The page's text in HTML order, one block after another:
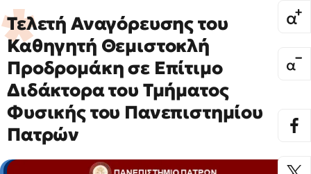
Τελετή Αναγόρευσης του
Καθηγητή Θεμιστοκλή
Προδρομάκη σε Επίτιμο
Διδάκτορα του Τμήματος
Φυσικής του Πανεπιστημίου
Πατρών